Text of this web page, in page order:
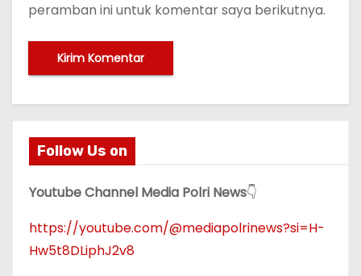
peramban ini untuk komentar saya berikutnya.
Follow Us on
Youtube Channel Media Polri News👇
https://youtube.com/@mediapolrinews?si=H-
Hw5t8DLiphJ2v8